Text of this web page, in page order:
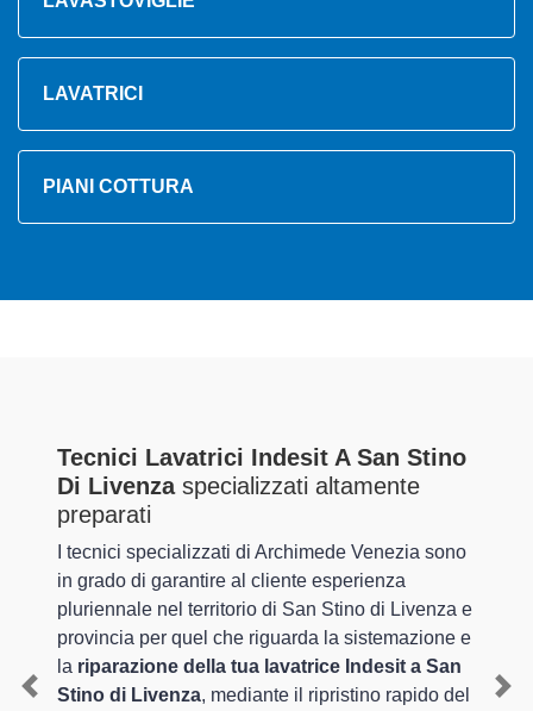
LAVATRICI
PIANI COTTURA
Tecnici Lavatrici Indesit A San Stino
Di Livenzaspecializzati altamente
preparati
I tecnici specializzati di Archimede Venezia sono
in grado di garantire al cliente esperienza
pluriennale nel territorio di San Stino di Livenza e
provincia per quel che riguarda la sistemazione e
la riparazione della tua lavatrice Indesit a San
Stino di Livenza, mediante il ripristino rapido del
Previous